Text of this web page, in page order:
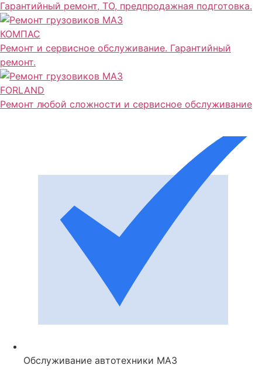
Гарантийный ремонт, ТО, предпродажная подготовка.
КОМПАС
Ремонт и сервисное обслуживание. Гарантийный
ремонт.
FORLAND
Ремонт любой сложности и сервисное обслуживание
Обслуживание автотехники МАЗ